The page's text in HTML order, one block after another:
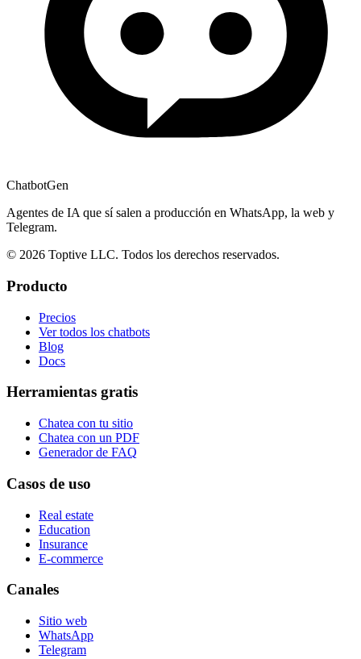
ChatbotGen
Agentes de IA que sí salen a producción en WhatsApp, la web y
Telegram.
© 2026 Toptive LLC. Todos los derechos reservados.
Producto
Precios
Ver todos los chatbots
Blog
Docs
Herramientas gratis
Chatea con tu sitio
Chatea con un PDF
Generador de FAQ
Casos de uso
Real estate
Education
Insurance
E-commerce
Canales
Sitio web
WhatsApp
Telegram